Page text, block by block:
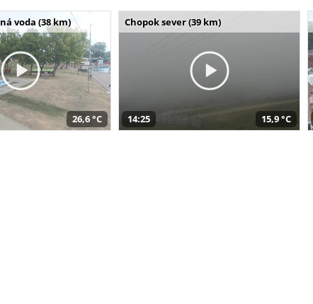
voda (38 km)
26,6 °C
Chopok sever (39 km)
14:25 15,9 °C